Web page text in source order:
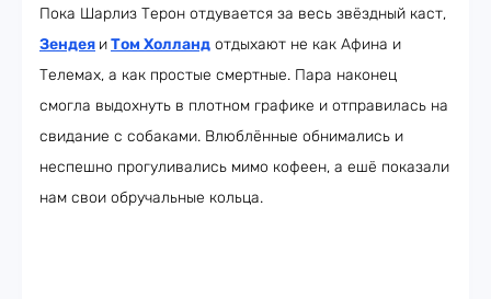
Пока Шарлиз Терон отдувается за весь звёздный каст,
Зендея иТом Холланд отдыхают не как Афина и
Телемах, а как простые смертные. Пара наконец
смогла выдохнуть в плотном графике и отправилась на
свидание с собаками. Влюблённые обнимались и
неспешно прогуливались мимо кофеен, а ешё показали
нам свои обручальные кольца.